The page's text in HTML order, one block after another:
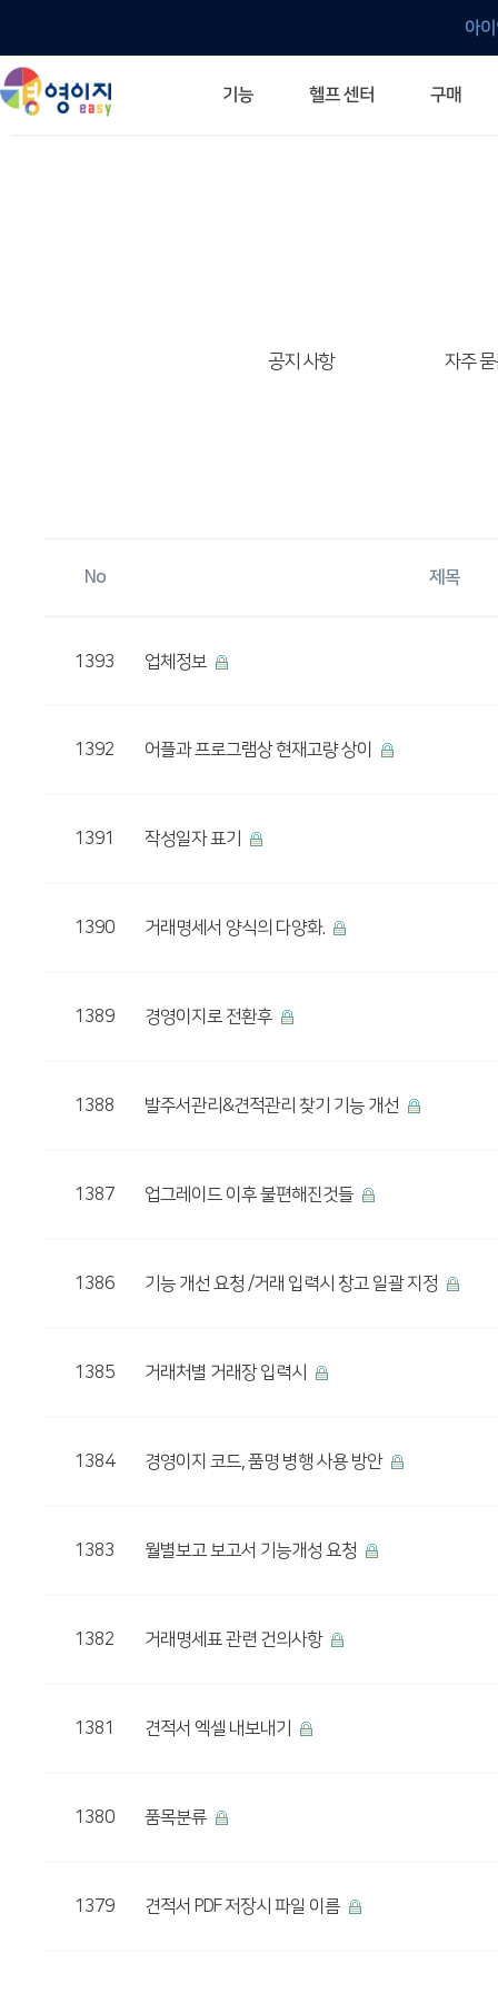
아
기능 헬프 센터 구매
공지 사항 자주
No 제목
1393 업체정보
1392 어플과 프로그램상 현재고량 상이
1391 작성일자 표기
1390 거래명세서 양식의 다양화.
1389 경영이지로 전환후
1388 발주서관리&견적관리 찾기 기능 개선
1387 업그레이드 이후 불편해진것들
1386 기능 개선 요청 /거래 입력시 창고 일괄 지정
1385 거래처별 거래장 입력시
1384 경영이지 코드, 품명 병행 사용 방안
1383 월별보고 보고서 기능개성 요청
1382 거래명세표 관련 건의사항
1381 견적서 엑셀 내보내기
1380 품목분류
1379 견적서 PDF 저장시 파일 이름